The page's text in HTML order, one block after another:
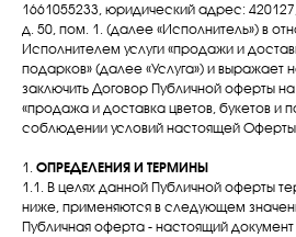
1661055233, юридический адрес:
д. 50, пом. 1. (далее «Исполнитель») в
Исполнителем услуги «продажи и
подарков» (далее «Услуга») и выражает
заключить Договор Публичной оферты
«продажа и доставка цветов, букетов и
соблюдении условий настоящей
1. ОПРЕДЕЛЕНИЯ И ТЕРМИНЫ
1.1. В целях данной Публичной оферты
ниже, применяются в следующем
Публичная оферта - настоящий